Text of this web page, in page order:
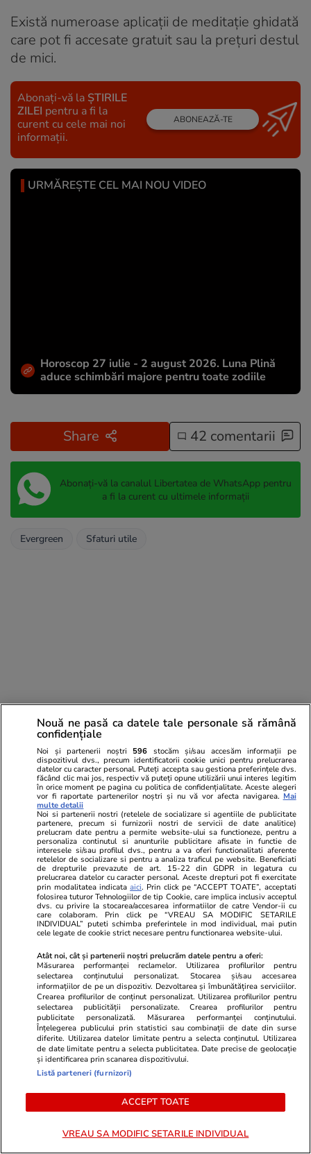
Există numeroase aplicații de meditație ghidată
care pot fi accesate gratuit sau la prețuri destul
de mici.
Abonați-vă la ȘTIRILE
ZILEI pentru a fi la
curent cu cele mai noi
informații.
ABONEAZĂ-TE
URMĂREȘTE CEL MAI NOU VIDEO
Horoscop 27 iulie - 2 august 2026. Luna Plină
aduce schimbări majore pentru toate zodiile
Share 42 comentarii
Abonați-vă la canalul Libertatea de WhatsApp pentru
a fi la curent cu ultimele informații
Evergreen Sfaturi utile
Comentarii(42)
Realist2023 16.01.2024, 20:38
Tot citesc despre "tehnici" anti-stress. Nu zic ca
unele nu ar putea functiona, dar io zic ca mai util ar
fi sa intelegi stiintific cum functioneaza "stress-ul",
apoi sa intelegi pozitia Omului ca parte a Naturii si
a Universului, etc. Odata ce pricepi ca esti doar o
trecatoare rotita intr-un Univers cvasi-infinit, poate
te mai lasa si stress-urile ...
0 0 0
EmiM 16.01.2024, 23:55
Foarte util acest articol
0 0 1
bartusgeorgiana
Mi se pare un articol destul de util
Nouă ne pasă ca datele tale personale să rămână
confidențiale
Noi și partenerii noștri 596 stocăm și/sau accesăm informații pe
dispozitivul dvs., precum identificatorii cookie unici pentru prelucrarea
datelor cu caracter personal. Puteți accepta sau gestiona preferințele dvs.
făcând clic mai jos, respectiv vă puteți opune utilizării unui interes legitim
în orice moment pe pagina cu politica de confidențialitate. Aceste alegeri
vor fi raportate partenerilor noștri și nu vă vor afecta navigarea. Mai
multe detalii
Noi si partenerii nostri (retelele de socializare si agentiile de publicitate
partenere, precum si furnizorii nostri de servicii de date analitice)
prelucram date pentru a permite website-ului sa functioneze, pentru a
personaliza continutul si anunturile publicitare afisate in functie de
interesele si/sau profilul dvs., pentru a va oferi functionalitati aferente
retelelor de socializare si pentru a analiza traficul pe website. Beneficiati
de drepturile prevazute de art. 15-22 din GDPR in legatura cu
prelucrarea datelor cu caracter personal. Aceste drepturi pot fi exercitate
prin modalitatea indicataaici. Prin click pe “ACCEPT TOATE”, acceptati
folosirea tuturor Tehnologiilor de tip Cookie, care implica inclusiv acceptul
dvs. cu privire la stocarea/accesarea informatiilor de catre Vendor-ii cu
care colaboram. Prin click pe “VREAU SA MODIFIC SETARILE
INDIVIDUAL” puteti schimba preferintele in mod individual, mai putin
cele legate de cookie strict necesare pentru functionarea website-ului.
Atât noi, cât și partenerii noștri prelucrăm datele pentru a oferi:
Măsurarea performanței reclamelor. Utilizarea profilurilor pentru
selectarea conținutului personalizat. Stocarea și/sau accesarea
informațiilor de pe un dispozitiv. Dezvoltarea și îmbunătățirea serviciilor.
Crearea profilurilor de conținut personalizat. Utilizarea profilurilor pentru
selectarea publicității personalizate. Crearea profilurilor pentru
publicitate personalizată. Măsurarea performanței conținutului.
Înțelegerea publicului prin statistici sau combinații de date din surse
diferite. Utilizarea datelor limitate pentru a selecta conținutul. Utilizarea
de date limitate pentru a selecta publicitatea. Date precise de geolocație
și identificarea prin scanarea dispozitivului.
Listă parteneri (furnizori)
ACCEPT TOATE
VREAU SA MODIFIC SETARILE INDIVIDUAL